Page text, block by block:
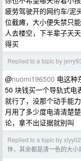
疲劳驾驶开的网约车/泥
位截瘫，大小便失禁只
人去楼空，下半辈子天
得买
Replied to a topic by
@nuomi196500 电这种
50 块钱买一个导轨式电
就行了，没那个动手能
月用了多少度电清清楚
论，拿不出证据就别叫
Replied to a topic by xiyy02
休，其余都是清一色的大小